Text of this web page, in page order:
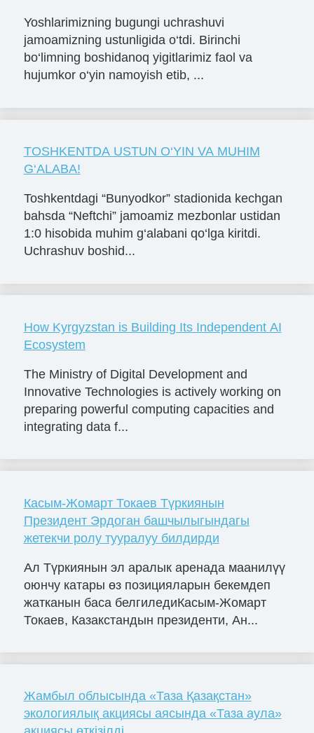
Yoshlarimizning bugungi uchrashuvi
jamoamizning ustunligida o‘tdi. Birinchi
bo‘limning boshidanoq yigitlarimiz faol va
hujumkor o‘yin namoyish etib, ...
TOSHKENTDA USTUN O‘YIN VA MUHIM
G‘ALABA!
Toshkentdagi “Bunyodkor” stadionida kechgan
bahsda “Neftchi” jamoamiz mezbonlar ustidan
1:0 hisobida muhim g‘alabani qo‘lga kiritdi.
Uchrashuv boshid...
How Kyrgyzstan is Building Its Independent AI
Ecosystem
The Ministry of Digital Development and
Innovative Technologies is actively working on
preparing powerful computing capacities and
integrating data f...
Касым-Жомарт Токаев Түркиянын
Президент Эрдоган башчылыгындагы
жетекчи ролу тууралуу билдирди
Ал Түркиянын эл аралык аренада маанилүү
оюнчу катары өз позицияларын бекемдеп
жатканын баса белгиледиКасым-Жомарт
Токаев, Казакстандын президенти, Ан...
Жамбыл облысында «Таза Қазақстан»
экологиялық акциясы аясында «Таза аула»